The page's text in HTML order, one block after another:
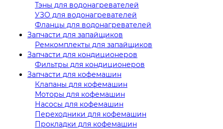
Тэны для водонагревателей
УЗО для водонагревателей
Фланцы для водонагревателей
Запчасти для запайщиков
Ремкомплекты для запайщиков
Запчасти для кондиционеров
Фильтры для кондиционеров
Запчасти для кофемашин
Клапаны для кофемашин
Моторы для кофемашин
Насосы для кофемашин
Переходники для кофемашин
Прокладки для кофемашин